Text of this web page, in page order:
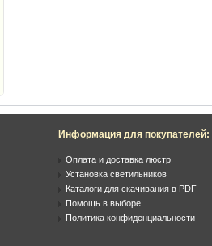
Информация для покупателей:
Оплата и доставка люстр
Установка светильников
Каталоги для скачивания в PDF
Помощь в выборе
Политика конфиденциальности